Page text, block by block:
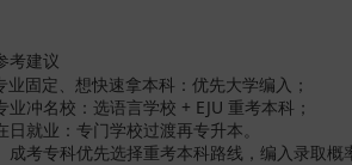
考建议
固定、想快速拿本科：优先大学编入；
冲名校：选语言学校 + EJU 重考本科；
就业：专门学校过渡再专升本。
成考专科优先选择重考本科路线，编入录取概